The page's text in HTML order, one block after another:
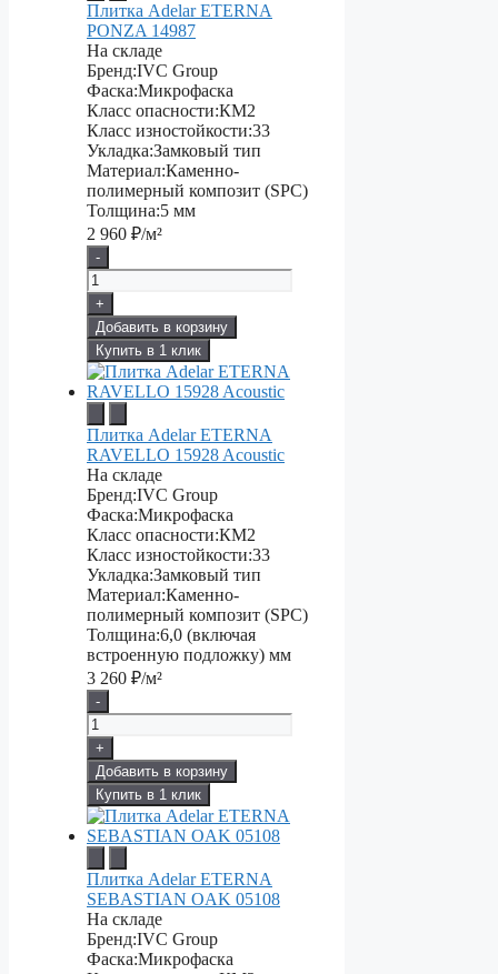
Плитка Adelar ETERNA
PONZA 14987
На складе
Бренд:IVC Group
Фаска:Микрофаска
Класс опасности:КМ2
Класс изностойкости:33
Укладка:Замковый тип
Материал:Каменно-
полимерный композит (SPC)
Толщина:5 мм
2 960 ₽/м²
-
+
Добавить в корзину
Купить в 1 клик
Плитка Adelar ETERNA
RAVELLO 15928 Acoustic
На складе
Бренд:IVC Group
Фаска:Микрофаска
Класс опасности:КМ2
Класс изностойкости:33
Укладка:Замковый тип
Материал:Каменно-
полимерный композит (SPC)
Толщина:6,0 (включая
встроенную подложку) мм
3 260 ₽/м²
-
+
Добавить в корзину
Купить в 1 клик
Плитка Adelar ETERNA
SEBASTIAN OAK 05108
На складе
Бренд:IVC Group
Фаска:Микрофаска